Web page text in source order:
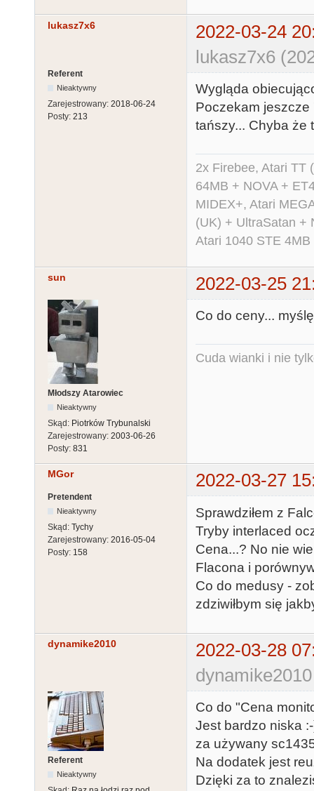
lukasz7x6
2022-03-24
lukasz7x6
Referent
Nieaktywny
Zarejestrowany: 2018-06-24
Posty: 213
Wygląda
Poczekam
tańszy... Chyba że
2x Firebee, Atari TT
64MB + NOVA +
MIDEX+, Atari
(UK) + UltraSatan +
Atari 1040 STE
sun 2022-03-25
Młodszy Atarowiec
Nieaktywny
Skąd: Piotrków Trybunalski
Zarejestrowany: 2003-06-26
Posty: 831
Co do ceny...
Cuda wianki i nie
MGor 2022-03-27
Pretendent
Nieaktywny
Skąd: Tychy
Zarejestrowany: 2016-05-04
Posty: 158
Sprawdziłem z
Tryby interlaced
Cena...? No nie
Flacona i
Co do medusy -
zdziwiłbym się
dynamike2010
2022-03-28
Referent
Nieaktywny
Co do "Cena
Jest bardzo niska
za używany
Na dodatek jest
Dzięki za to